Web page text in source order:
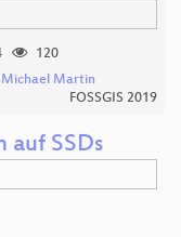
120
Michael Martin
FOSSGIS 2019
auf SSDs